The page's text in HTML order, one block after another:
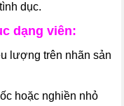
dục.
dạng viên:
lượng trên nhãn sản
hoặc nghiền nhỏ